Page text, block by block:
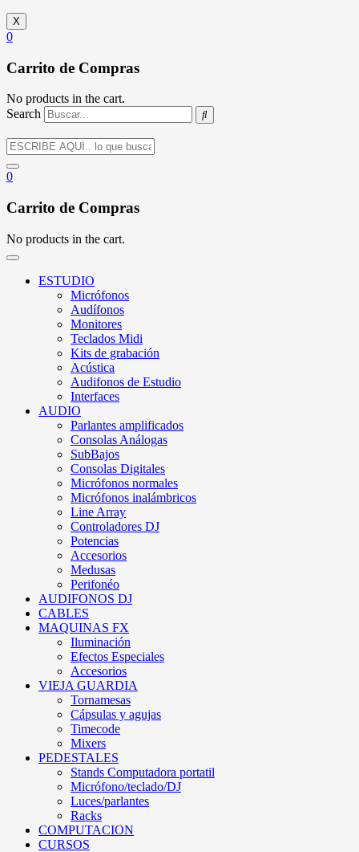
X
0
Carrito de Compras
No products in the cart.
Search
0
Carrito de Compras
No products in the cart.
ESTUDIO
Micrófonos
Audífonos
Monitores
Teclados Midi
Kits de grabación
Acústica
Audifonos de Estudio
Interfaces
AUDIO
Parlantes amplificados
Consolas Análogas
SubBajos
Consolas Digitales
Micrófonos normales
Micrófonos inalámbricos
Line Array
Controladores DJ
Potencias
Accesorios
Medusas
Perifonéo
AUDIFONOS DJ
CABLES
MAQUINAS FX
Iluminación
Efectos Especiales
Accesorios
VIEJA GUARDIA
Tornamesas
Cápsulas y agujas
Timecode
Mixers
PEDESTALES
Stands Computadora portatil
Micrófono/teclado/DJ
Luces/parlantes
Racks
COMPUTACION
CURSOS